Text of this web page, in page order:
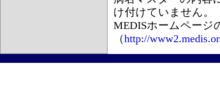
け付けていません。
MEDISホームページ
（http://